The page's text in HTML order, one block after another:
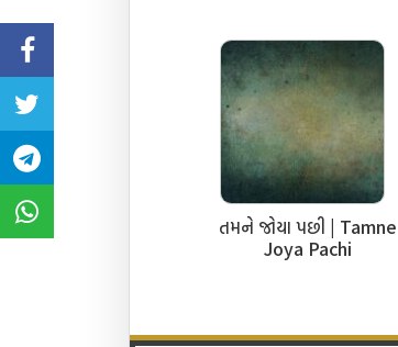
તમને જોયા પછી | Tamne
Joya Pachi